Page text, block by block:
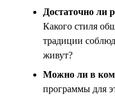
Достаточно ли
Какого стиля
традиции
живут?
Можно ли в
программы для